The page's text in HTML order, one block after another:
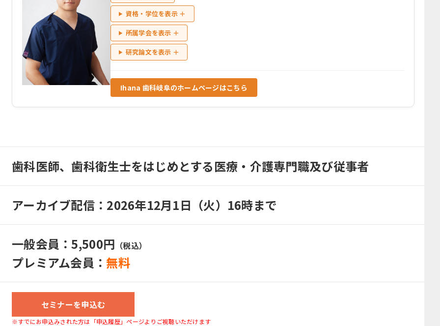
資格・学位を表示 ＋
所属学会を表示 ＋
研究論文を表示 ＋
Ihana 歯科岐阜のホームページはこちら
歯科医師、歯科衛生士をはじめとする医療・介護専門職及び従事者
アーカイブ配信：2026年12月1日（火）16時まで
一般会員：5,500円 （税込）
プレミアム会員： 無料
セミナーを申込む
※すでにお申込みされた方は「申込履歴」ページよりご視聴いただけます